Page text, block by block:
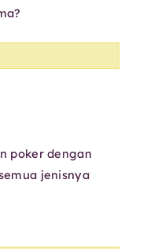
poker dengan
jenisnya